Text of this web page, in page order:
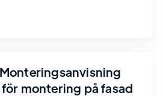
montering på fasad